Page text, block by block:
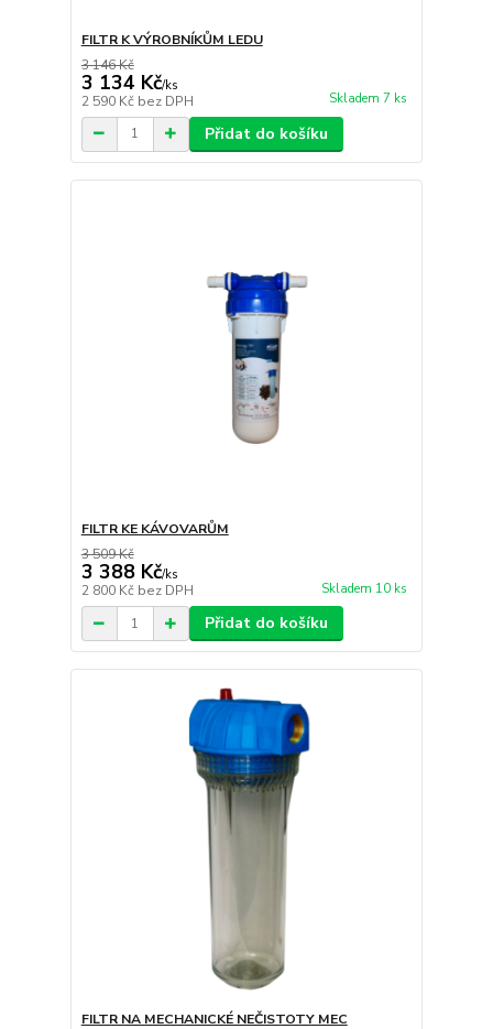
FILTR K VÝROBNÍKŮM LEDU
3 146 Kč
3 134 Kč/ks
2 590 Kč bez DPH Skladem 7 ks
Přidat do košíku
FILTR KE KÁVOVARŮM
3 509 Kč
3 388 Kč/ks
2 800 Kč bez DPH Skladem 10 ks
Přidat do košíku
FILTR NA MECHANICKÉ NEČISTOTY MEC